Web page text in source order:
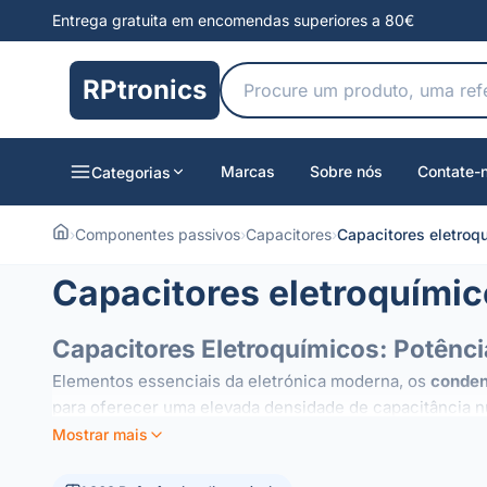
Entrega gratuita em encomendas superiores a 80€
RPtronics
Categorias Marcas Sobre nós Contate-
›Componentes passivos›Capacitores›Capacitores
Capacitores
Capacitores Eletroquímicos:
Elementos essenciais da eletrónica moderna, os
para oferecer uma elevada densidade de capacitância
Utilizações e Aplicações
Mostrar mais